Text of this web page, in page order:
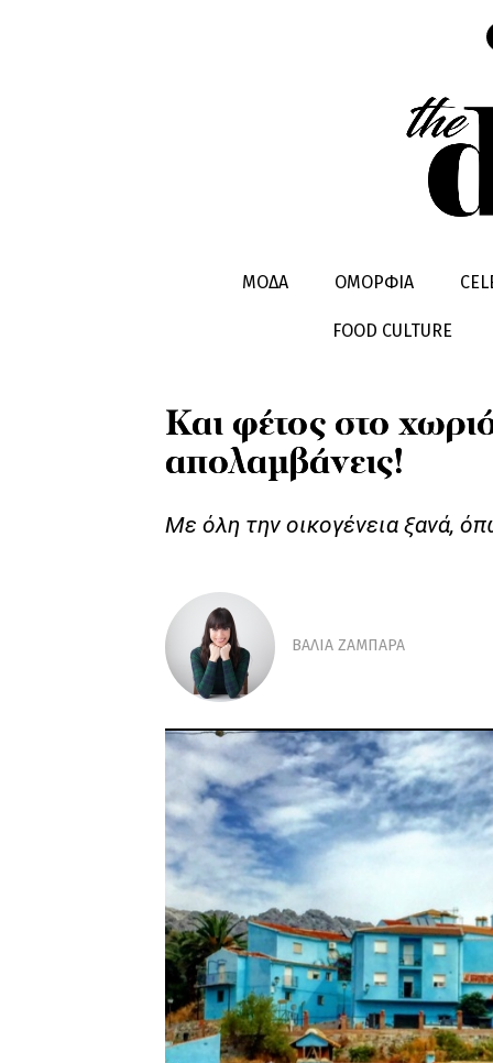
ΜΟΔΑ ΟΜΟΡΦΙΑ
FOOD CULTURE
LIFESTYLE TRAVEL
Και φέτος στο
απολαμβάνεις!
Με όλη την οικογένεια ξανά,
ΒAΛΙΑ ΖΑΜΠAΡΑ